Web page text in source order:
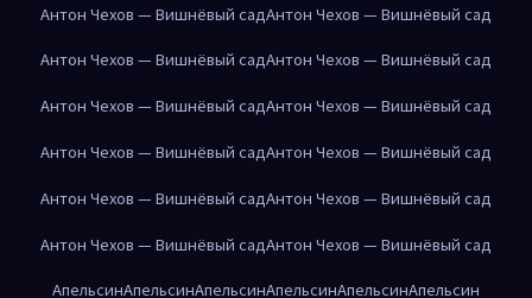
Антон Чехов — Вишнёвый садАнтон Чехов — Вишнёвый сад
Антон Чехов — Вишнёвый садАнтон Чехов — Вишнёвый сад
Антон Чехов — Вишнёвый садАнтон Чехов — Вишнёвый сад
Антон Чехов — Вишнёвый садАнтон Чехов — Вишнёвый сад
Антон Чехов — Вишнёвый садАнтон Чехов — Вишнёвый сад
Антон Чехов — Вишнёвый садАнтон Чехов — Вишнёвый сад
АпельсинАпельсинАпельсинАпельсинАпельсинАпельсин